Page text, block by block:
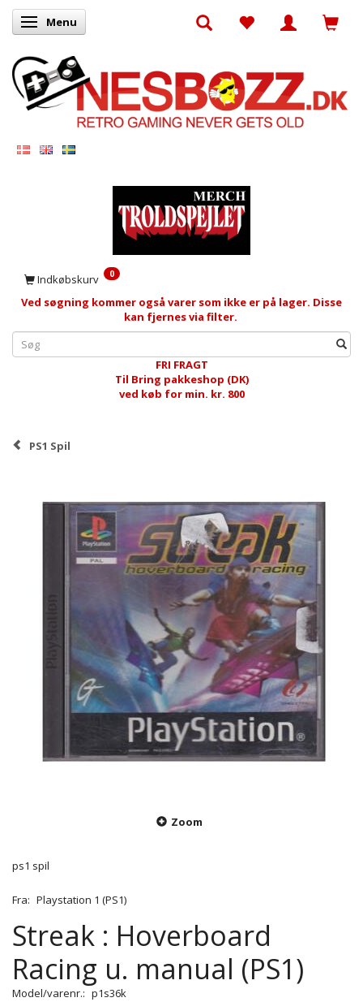
Skifte navigation
Menu
Indkøbskurv 0
Ved søgning kommer også varer som ikke er på lager. Disse
kan fjernes via filter.
FRI FRAGT
Til Bring pakkeshop (DK)
ved køb for min. kr. 800
PS1 Spil
Zoom
ps1 spil
Fra: Playstation 1 (PS1)
Streak : Hoverboard
Racing u. manual (PS1)
Model/varenr.: p1s36k